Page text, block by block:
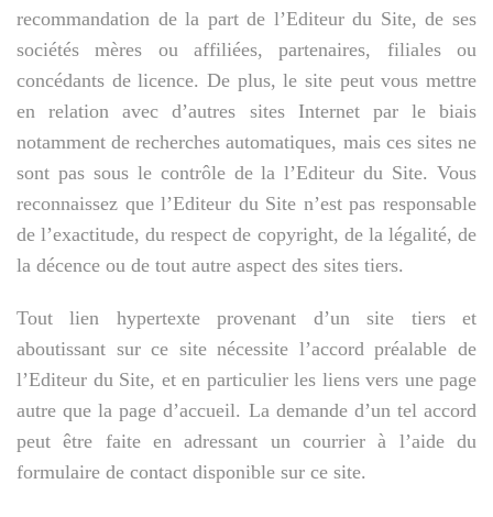
recommandation de la part de l’Editeur du Site, de ses
sociétés mères ou affiliées, partenaires, filiales ou
concédants de licence. De plus, le site peut vous mettre
en relation avec d’autres sites Internet par le biais
notamment de recherches automatiques, mais ces sites ne
sont pas sous le contrôle de la l’Editeur du Site. Vous
reconnaissez que l’Editeur du Site n’est pas responsable
de l’exactitude, du respect de copyright, de la légalité, de
la décence ou de tout autre aspect des sites tiers.
Tout lien hypertexte provenant d’un site tiers et
aboutissant sur ce site nécessite l’accord préalable de
l’Editeur du Site, et en particulier les liens vers une page
autre que la page d’accueil. La demande d’un tel accord
peut être faite en adressant un courrier à l’aide du
formulaire de contact disponible sur ce site.